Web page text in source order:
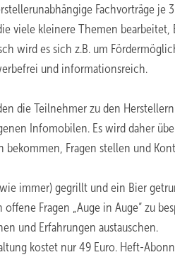
Fachvorträge
viele kleinere Themen
wird es sich z.B. um
und informationsreich.
die Teilnehmer zu den
Infomobilen. Es wird daher
bekommen, Fragen stellen und
immer) gegrillt und ein Bier
Fragen „Auge in Auge“ zu
und Erfahrungen austauschen.
kostet nur 49 Euro. Heft-